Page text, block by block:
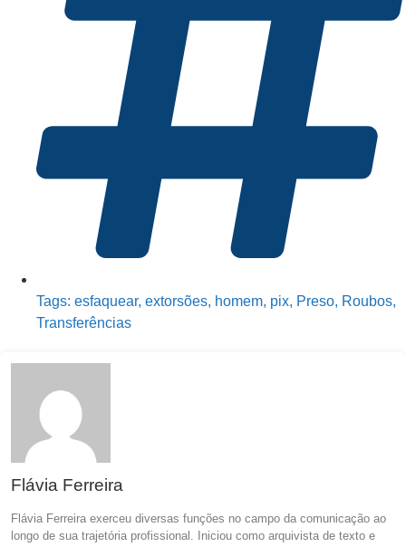
Tags: esfaquear, extorsões, homem, pix, Preso, Roubos,
Transferências
Flávia Ferreira
Flávia Ferreira exerceu diversas funções no campo da comunicação ao
longo de sua trajetória profissional. Iniciou como arquivista de texto e